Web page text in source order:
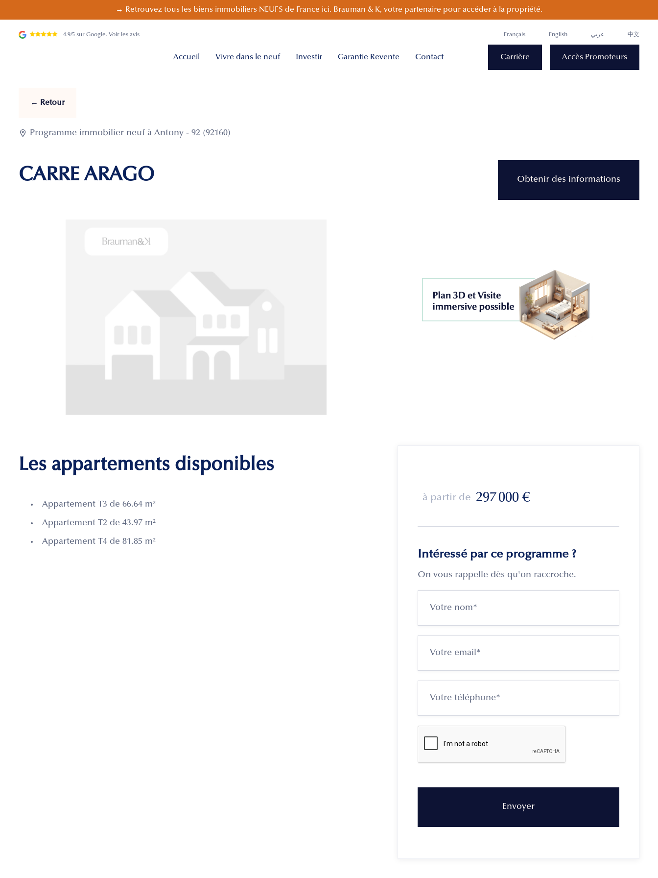
→ Retrouvez tous les biens immobiliers NEUFS de France ici. Brauman & K, votre partenaire pour accéder à la propriété.
4.9/5 sur Google. Voir les avis Français English عربي 中文
Accueil Vivre dans le neuf Investir Garantie Revente Contact Carrière Accès Promoteurs
← Retour
 Programme immobilier neuf à Antony - 92 (92160)
CARRE ARAGO Obtenir des informations
Les appartements disponibles
Appartement T3 de 66.64 m²
Appartement T2 de 43.97 m²
Appartement T4 de 81.85 m²
à partir de 297 000 €
Intéressé par ce programme ?
On vous rappelle dès qu'on raccroche.